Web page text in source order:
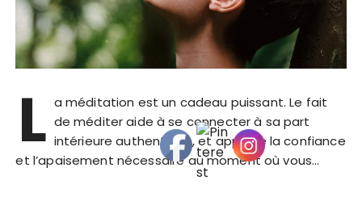
L a méditation est un cadeau puissant. Le fait
de méditer aide à se connecter à sa part
intérieure authentique, et apporte la confiance
et l’apaisement nécessaire au moment où vous…